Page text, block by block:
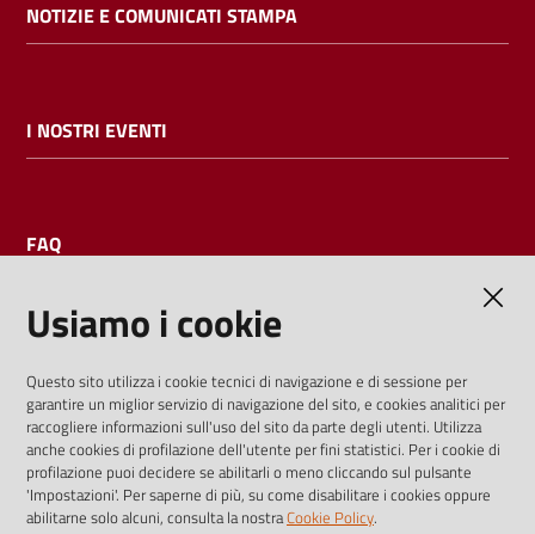
NOTIZIE E COMUNICATI STAMPA
I NOSTRI EVENTI
FAQ
I dati personali pubblicati sono riutilizzabili solo alle condizioni
previste dalla direttiva comunitaria 2003/98/CE e dal d.lgs.
36/2006
Usiamo i cookie
Questo sito utilizza i cookie tecnici di navigazione e di sessione per
garantire un miglior servizio di navigazione del sito, e cookies analitici per
raccogliere informazioni sull'uso del sito da parte degli utenti. Utilizza
anche cookies di profilazione dell'utente per fini statistici. Per i cookie di
profilazione puoi decidere se abilitarli o meno cliccando sul pulsante
'Impostazioni'. Per saperne di più, su come disabilitare i cookies oppure
abilitarne solo alcuni, consulta la nostraCookie Policy.